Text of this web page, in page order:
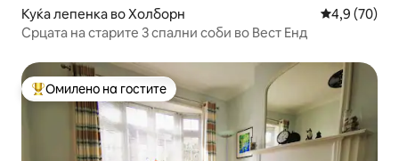
Куќа лепенка во Холборн Просечна
4,9 (70)
Срцата на старите 3 спални соби во Вест Енд
Меѓу најуспешните „Омилени на гостите“
Омилено на гостите